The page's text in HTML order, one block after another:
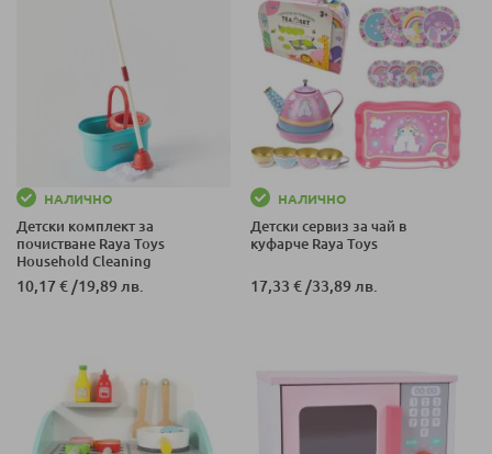
НАЛИЧНО
Детски комплект за
почистване Raya Toys
Household Cleaning
10,17 € /19,89 лв.
НАЛИЧНО
Детски сервиз за чай в
куфарче Raya Toys
17,33 € /33,89 лв.